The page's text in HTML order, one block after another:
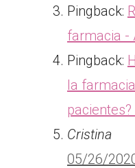
Pingback:
farmacia -
Pingback:
la
Cristina
05/26/